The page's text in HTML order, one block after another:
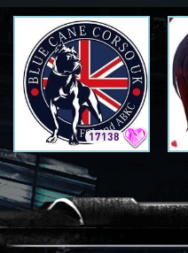
17138